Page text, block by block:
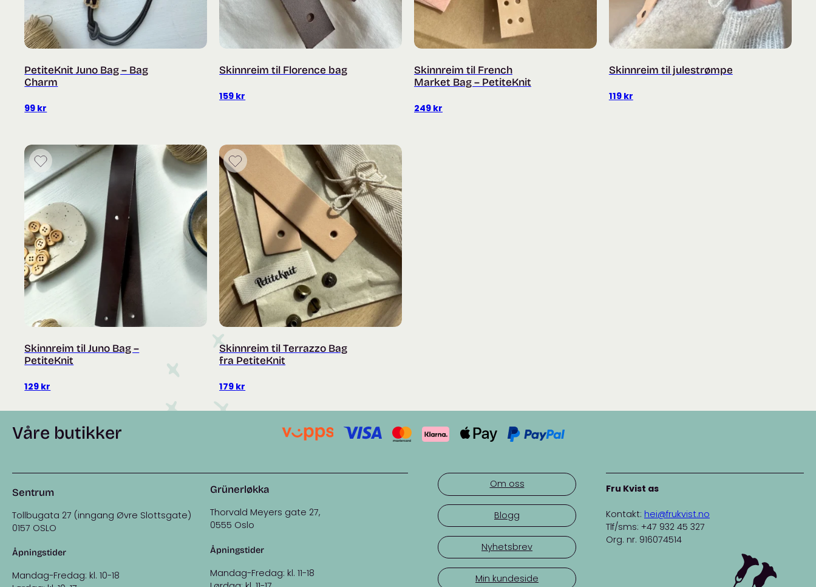
PetiteKnit Juno Bag – Bag
Charm
99 kr
Skinnreim til Florence bag
159 kr
Skinnreim til French
Market Bag – PetiteKnit
249 kr
Skinnreim til julestrømpe
119 kr
Skinnreim til Juno Bag –
PetiteKnit
129 kr
Skinnreim til Terrazzo Bag
fra PetiteKnit
179 kr
Våre butikker
Sentrum
Tollbugata 27 (inngang Øvre Slottsgate)
0157 OSLO
Åpningstider
Mandag-Fredag: kl. 10-18
Grünerløkka
Thorvald Meyers gate 27,
0555 Oslo
Åpningstider
Mandag-Fredag: kl. 11-18
Om oss
Blogg
Nyhetsbrev
Min kundeside
Fru Kvist as
Kontakt: hei@frukvist.no
Tlf/sms: +47 932 45 327
Org. nr. 916074514